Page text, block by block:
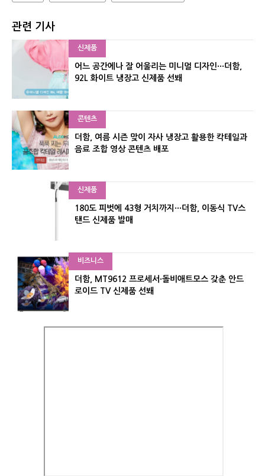
관련 기사
신제품
어느 공간에나 잘 어울리는 미니멀 디자인···더함,
92L 화이트 냉장고 신제품 선봬
콘텐츠
더함, 여름 시즌 맞이 자사 냉장고 활용한 칵테일과
음료 조합 영상 콘텐츠 배포
신제품
180도 피벗에 43형 거치까지···더함, 이동식 TV스
탠드 신제품 발매
비즈니스
더함, MT9612 프로세서·돌비애트모스 갖춘 안드
로이드 TV 신제품 선봬